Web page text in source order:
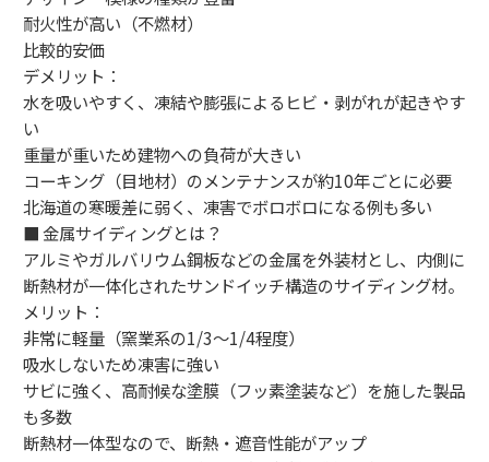
耐火性が高い（不燃材）
比較的安価
デメリット：
水を吸いやすく、凍結や膨張によるヒビ・剥がれが起きやす
い
重量が重いため建物への負荷が大きい
コーキング（目地材）のメンテナンスが約10年ごとに必要
北海道の寒暖差に弱く、凍害でボロボロになる例も多い
■ 金属サイディングとは？
アルミやガルバリウム鋼板などの金属を外装材とし、内側に
断熱材が一体化されたサンドイッチ構造のサイディング材。
メリット：
非常に軽量（窯業系の1/3～1/4程度）
吸水しないため凍害に強い
サビに強く、高耐候な塗膜（フッ素塗装など）を施した製品
も多数
断熱材一体型なので、断熱・遮音性能がアップ